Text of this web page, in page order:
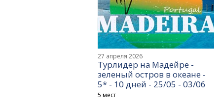
27 апреля 2026
Турлидер на Мадейре -
зеленый остров в океане -
5* - 10 дней - 25/05 - 03/06
5 мест